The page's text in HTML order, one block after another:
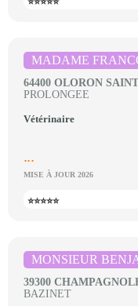
MADAME
64400 OLORON
PROLONGEE
Vétérinaire
...
MISE À JOUR 2026
⭐⭐⭐⭐⭐
MONSIEUR
39300
BAZINET